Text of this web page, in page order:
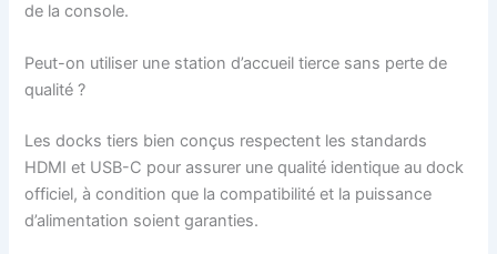
de la console.
Peut-on utiliser une station d’accueil tierce sans perte de
qualité ?
Les docks tiers bien conçus respectent les standards
HDMI et USB-C pour assurer une qualité identique au dock
officiel, à condition que la compatibilité et la puissance
d’alimentation soient garanties.